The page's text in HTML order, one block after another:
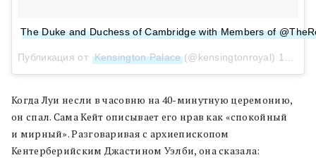
The Duke and Duchess of Cambridge with Members of
Публикация от Kensington Palace(@kensingtonroyal) 15 Июл 2018 в 2:30 PDT
Когда Луи несли в часовню на 40-минутную церемонию,
он спал. Сама Кейт описывает его нрав как «спокойный
и мирный». Разговаривая с архиепископом
Кентерберийским Джастином Уэлби, она сказала: